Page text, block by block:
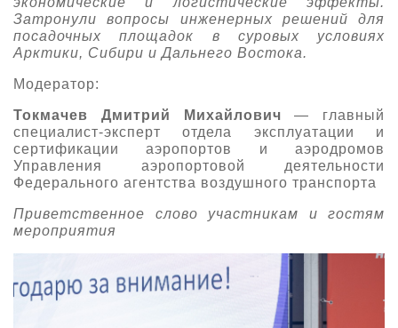
Контакты
Прилет на выставку
Схема проезда
Правила доступа и пребывания Крокус Экспо
Аккредитация прессы
Условия инфопартнёрства
Положение об аккредитации
Публикации о выставке
Пресс-релизы
Архив
Затронули вопросы инженерных решений для
посадочных площадок в суровых условиях
Арктики, Сибири и Дальнего Востока.
Модератор:
Токмачев Дмитрий Михайлович — главный
специалист-эксперт отдела эксплуатации и
сертификации аэропортов и аэродромов
Управления аэропортовой деятельности
Федерального агентства воздушного транспорта
Приветственное слово участникам и гостям
мероприятия